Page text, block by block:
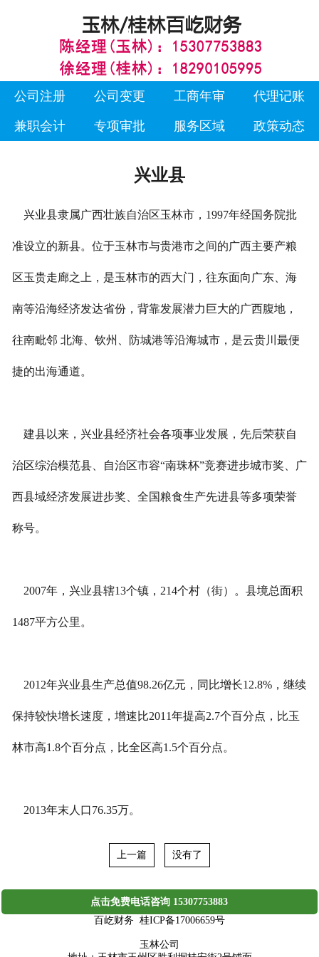
公司注册 公司变更 工商年审 代理记账
兼职会计 专项审批 服务区域 政策动态
兴业县
兴业县隶属广西壮族自治区玉林市，1997年经国务院批
准设立的新县。位于玉林市与贵港市之间的广西主要产粮
区玉贵走廊之上，是玉林市的西大门，往东面向广东、海
南等沿海经济发达省份，背靠发展潜力巨大的广西腹地，
往南毗邻 北海、钦州、防城港等沿海城市，是云贵川最便
捷的出海通道。
建县以来，兴业县经济社会各项事业发展，先后荣获自
治区综治模范县、自治区市容“南珠杯”竞赛进步城市奖、广
西县域经济发展进步奖、全国粮食生产先进县等多项荣誉
称号。
2007年，兴业县辖13个镇，214个村（街）。县境总面积
1487平方公里。
2012年兴业县生产总值98.26亿元，同比增长12.8%，继续
保持较快增长速度，增速比2011年提高2.7个百分点，比玉
林市高1.8个百分点，比全区高1.5个百分点。
2013年末人口76.35万。
上一篇 没有了
点击免费电话咨询 15307753883
百屹财务 桂ICP备17006659号
玉林公司